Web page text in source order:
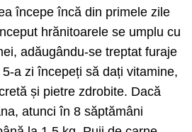
începe încă din primele zile
hrănitoarele se umplu cu
adăugându-se treptat furaje
a zi începeți să dați vitamine,
și pietre zdrobite. Dacă
atunci în 8 săptămâni